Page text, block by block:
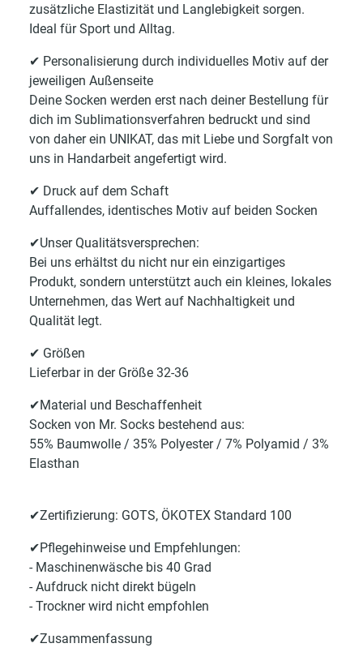
zusätzliche Elastizität und Langlebigkeit sorgen.
Ideal für Sport und Alltag.
✔ Personalisierung durch individuelles Motiv auf der
jeweiligen Außenseite
Deine Socken werden erst nach deiner Bestellung für
dich im Sublimationsverfahren bedruckt und sind
von daher ein UNIKAT, das mit Liebe und Sorgfalt von
uns in Handarbeit angefertigt wird.
✔ Druck auf dem Schaft
Auffallendes, identisches Motiv auf beiden Socken
✔Unser Qualitätsversprechen:
Bei uns erhältst du nicht nur ein einzigartiges
Produkt, sondern unterstützt auch ein kleines, lokales
Unternehmen, das Wert auf Nachhaltigkeit und
Qualität legt.
✔ Größen
Lieferbar in der Größe 32-36
✔Material und Beschaffenheit
Socken von Mr. Socks bestehend aus:
55% Baumwolle / 35% Polyester / 7% Polyamid / 3%
Elasthan
✔Zertifizierung: GOTS, ÖKOTEX Standard 100
✔Pflegehinweise und Empfehlungen:
- Maschinenwäsche bis 40 Grad
- Aufdruck nicht direkt bügeln
- Trockner wird nicht empfohlen
✔Zusammenfassung